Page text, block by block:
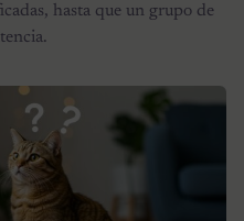
hasta que un grupo de